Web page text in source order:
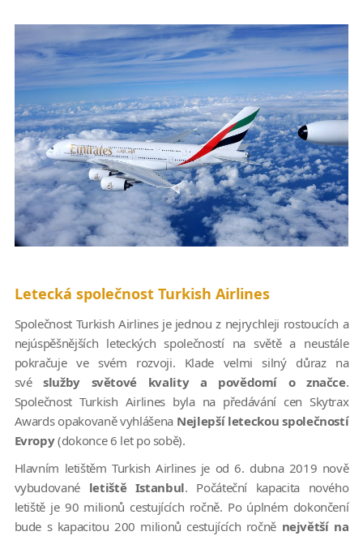
Letecká společnost Turkish Airlines
Společnost Turkish Airlines je jednou z nejrychleji rostoucích a
nejúspěšnějších leteckých společností na světě a neustále
pokračuje ve svém rozvoji. Klade velmi silný důraz na
svéslužby světové kvality a povědomí o značce.
Společnost Turkish Airlines byla na předávání cen Skytrax
Awards opakovaně vyhlášena Nejlepší leteckou společností
Evropy(dokonce 6 let po sobě).
Hlavním letištěm Turkish Airlines je od 6. dubna 2019 nově
vybudované letiště Istanbul. Počáteční kapacita nového
letiště je 90 milionů cestujících ročně. Po úplném dokončení
bude s kapacitou 200 milionů cestujících ročně největší na